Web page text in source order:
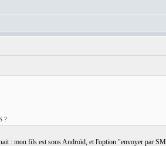
?
: mon fils est sous Androïd, et l'option "envoyer par